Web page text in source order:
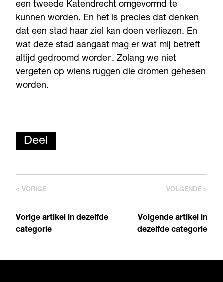
een tweede Katendrecht omgevormd te
kunnen worden. En het is precies dat denken
dat een stad haar ziel kan doen verliezen. En
wat deze stad aangaat mag er wat mij betreft
altijd gedroomd worden. Zolang we niet
vergeten op wiens ruggen die dromen gehesen
worden.
Deel
< VORIGE
Vorige artikel in dezelfde
categorie
VOLGENDE >
Volgende artikel in
dezelfde categorie